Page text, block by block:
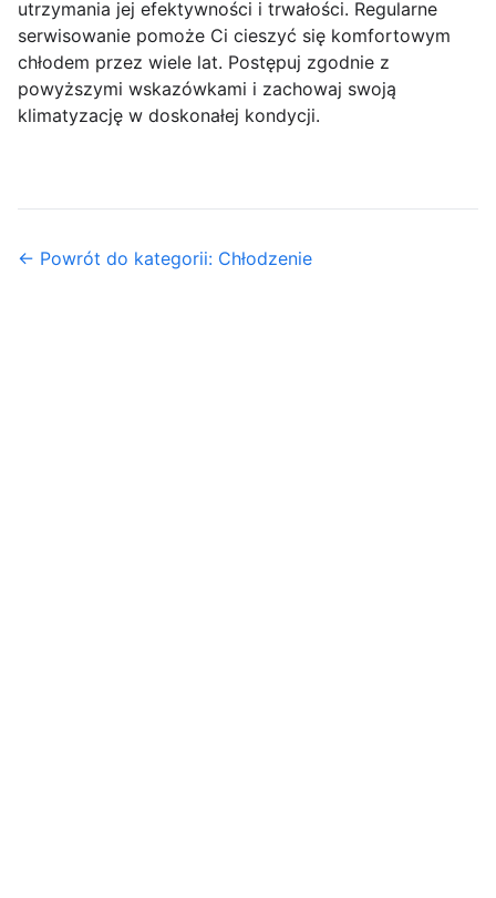
utrzymania jej efektywności i trwałości. Regularne
serwisowanie pomoże Ci cieszyć się komfortowym
chłodem przez wiele lat. Postępuj zgodnie z
powyższymi wskazówkami i zachowaj swoją
klimatyzację w doskonałej kondycji.
← Powrót do kategorii: Chłodzenie